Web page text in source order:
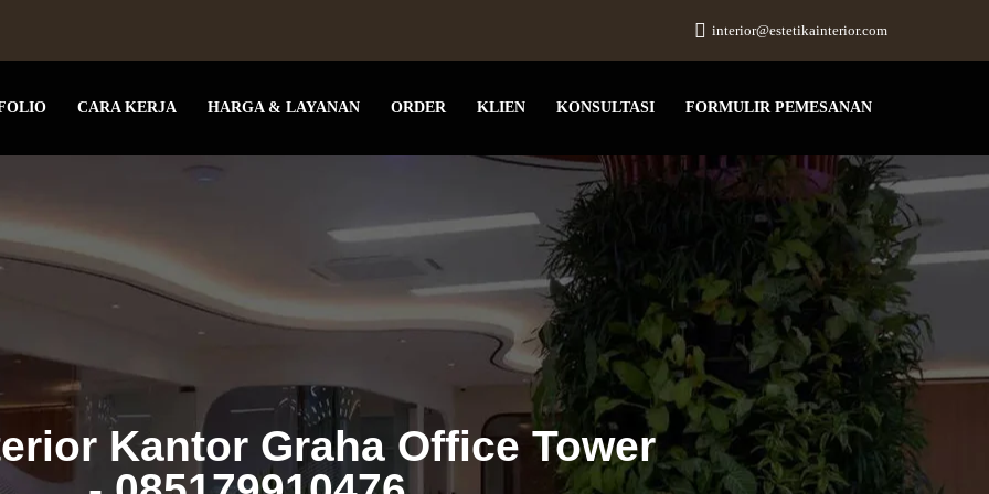
interior@estetikainterior.com
CARA KERJA HARGA & LAYANAN ORDER KLIEN KONSULTASI FORMULIR PEMESANAN
Kantor Graha Office Tower